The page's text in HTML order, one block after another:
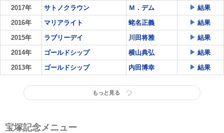
2017年
サトノクラウン Ｍ．デム
結果
2016年
マリアライト 蛯名正義
結果
2015年
ラブリーデイ 川田将雅
結果
2014年
ゴールドシップ 横山典弘
結果
2013年
ゴールドシップ 内田博幸 結果
もっと見る
宝塚記念メニュー